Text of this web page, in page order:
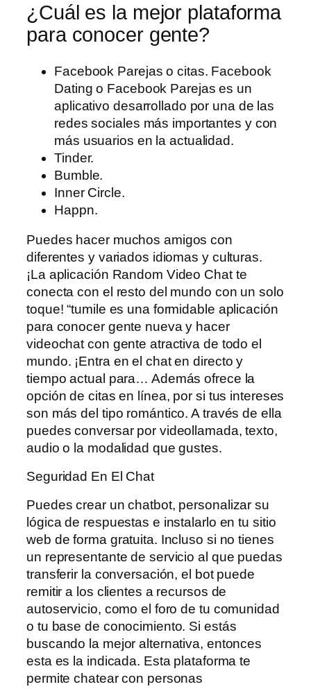
¿Cuál es la mejor plataforma
para conocer gente?
Facebook Parejas o citas. Facebook
Dating o Facebook Parejas es un
aplicativo desarrollado por una de las
redes sociales más importantes y con
más usuarios en la actualidad.
Tinder.
Bumble.
Inner Circle.
Happn.
Puedes hacer muchos amigos con
diferentes y variados idiomas y culturas.
¡La aplicación Random Video Chat te
conecta con el resto del mundo con un solo
toque! “tumile es una formidable aplicación
para conocer gente nueva y hacer
videochat con gente atractiva de todo el
mundo. ¡Entra en el chat en directo y
tiempo actual para… Además ofrece la
opción de citas en línea, por si tus intereses
son más del tipo romántico. A través de ella
puedes conversar por videollamada, texto,
audio o la modalidad que gustes.
Seguridad En El Chat
Puedes crear un chatbot, personalizar su
lógica de respuestas e instalarlo en tu sitio
web de forma gratuita. Incluso si no tienes
un representante de servicio al que puedas
transferir la conversación, el bot puede
remitir a los clientes a recursos de
autoservicio, como el foro de tu comunidad
o tu base de conocimiento. Si estás
buscando la mejor alternativa, entonces
esta es la indicada. Esta plataforma te
permite chatear con personas